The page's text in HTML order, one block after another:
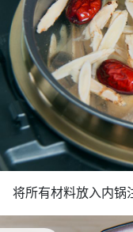
将所有材料放入内锅